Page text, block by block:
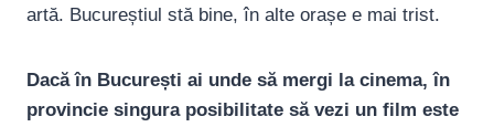
artă. Bucureștiul stă bine, în alte orașe e mai trist.
Dacă în București ai unde să mergi la cinema, în
provincie singura posibilitate să vezi un film este